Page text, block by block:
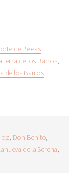
de Peleas,
de los Barros,
de los Barros
, Don Benito,
de la Serena,